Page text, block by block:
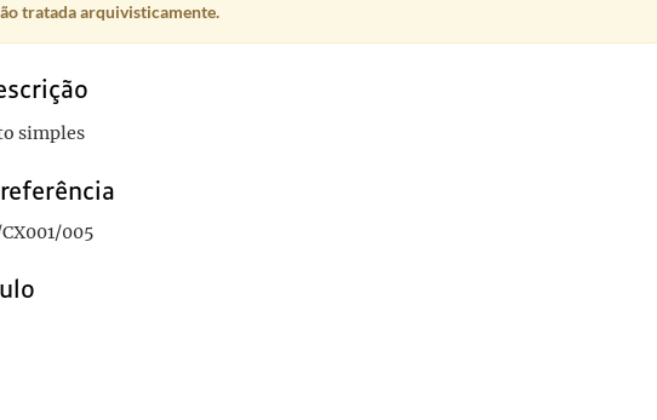
da autoria de Manuel Teixeira Gomes
da autoria de Manuel Teixeira Gomes 1968-08-31/1968-08-31
tratada arquivisticamente.
simples
005